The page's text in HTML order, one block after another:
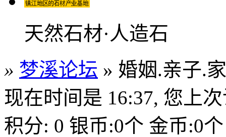
天然石材·人造石
» 梦溪论坛 » 婚姻.亲子.
现在时间是 16:37, 您上
积分: 0 银币:0个 金币:0